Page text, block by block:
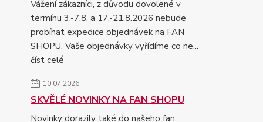
Vážení zákazníci, z důvodu dovolené v
termínu 3.-7.8. a 17.-21.8.2026 nebude
probíhat expedice objednávek na FAN
SHOPU. Vaše objednávky vyřídíme co ne...
číst celé
10.07.2026
SKVĚLÉ NOVINKY NA FAN SHOPU
Novinky dorazily také do našeho fan